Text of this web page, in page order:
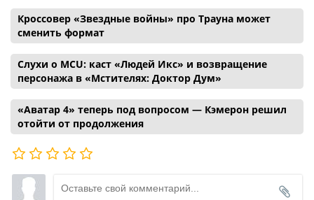
Кроссовер «Звездные войны» про Трауна может
сменить формат
Слухи о MCU: каст «Людей Икс» и возвращение
персонажа в «Мстителях: Доктор Дум»
«Аватар 4» теперь под вопросом — Кэмерон решил
отойти от продолжения